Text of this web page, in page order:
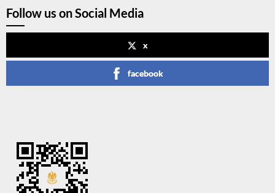
Follow us on Social Media
x
facebook